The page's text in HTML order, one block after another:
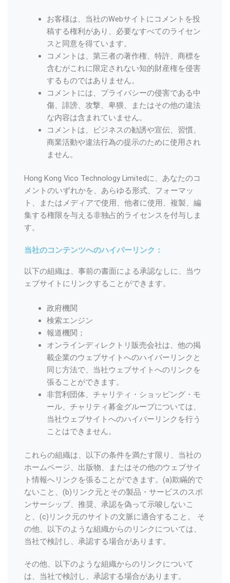
お客様は、当社のWebサイトにコメントを投
稿する権利があり、必要なすべてのライセン
スと同意を得ています。
コメントは、第三者の著作権、特許、商標を
含むがこれに限定されない知的財産権を侵害
するものではありません。
コメントには、プライバシーの侵害である中
傷、誹謗、攻撃、卑猥、またはその他の違法
な内容は含まれていません。
コメントは、ビジネスの勧誘や宣伝、習慣、
商業活動や違法行為の提示のために使用され
ません。
Hong Kong Vico Technology Limitedに、あなたのコ
メントのいずれかを、あらゆる形式、フォーマッ
ト、またはメディアで使用、他者に使用、複製、編
集する権限を与える非独占的ライセンスを付与しま
す。
当社のコンテンツへのハイパーリンク：
以下の組織は、事前の書面による承認なしに、当ウ
ェブサイトにリンクすることができます。
政府機関
検索エンジン
報道機関；
オンラインディレクトリ販売会社は、他の掲
載企業のウェブサイトへのハイパーリンクと
同じ方法で、当社ウェブサイトへのリンクを
張ることができます。
非営利団体、チャリティ・ショッピング・モ
ール、チャリティ募金グループについては、
当社ウェブサイトへのハイパーリンクを行う
ことはできません。
これらの組織は、以下の条件を満たす限り、当社の
ホームページ、出版物、またはその他のウェブサイ
ト情報へリンクを張ることができます。(a)欺瞞的で
ないこと、(b)リンク元とその製品・サービスのスポ
ンサーシップ、推奨、承認を偽って示唆しないこ
と、(c)リンク元のサイトの文脈に適合すること。 そ
の他、以下のような組織からのリンクについては、
当社で検討し、承認する場合があります。
その他、以下のような組織からのリンクについて
は、当社で検討し、承認する場合があります。